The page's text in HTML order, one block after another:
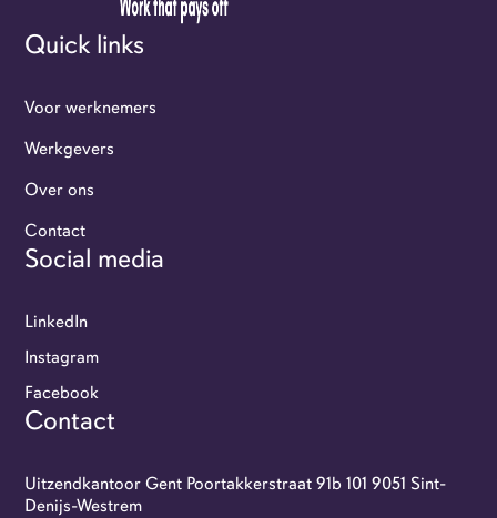
Werkgevers
Flexi-jobbers
Over ons
Contact
GoFlexi portaal
Quick links
Voor werknemers
Werkgevers
Over ons
Contact
Social media
LinkedIn
Instagram
Facebook
Contact
Uitzendkantoor Gent Poortakkerstraat 91b 101 9051 Sint-
Denijs-Westrem